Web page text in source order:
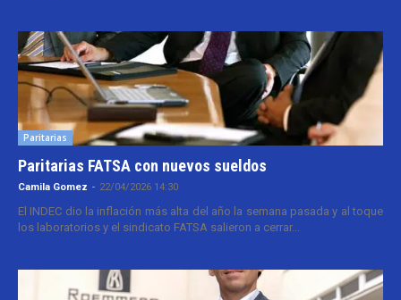
Paritarias
Paritarias FATSA con nuevos sueldos
Camila Gomez - 22/04/2026 14:30
El INDEC dio la inflación más alta del año la semana pasada y al toque
los laboratorios y el sindicato FATSA salieron a cerrar...